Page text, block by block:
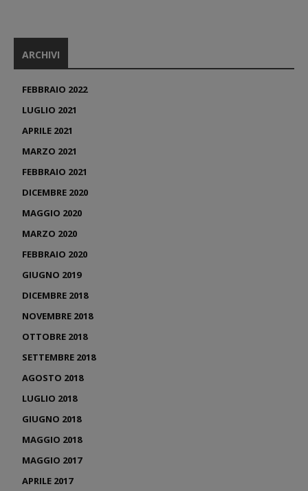
ARCHIVI
FEBBRAIO 2022
LUGLIO 2021
APRILE 2021
MARZO 2021
FEBBRAIO 2021
DICEMBRE 2020
MAGGIO 2020
MARZO 2020
FEBBRAIO 2020
GIUGNO 2019
DICEMBRE 2018
NOVEMBRE 2018
OTTOBRE 2018
SETTEMBRE 2018
AGOSTO 2018
LUGLIO 2018
GIUGNO 2018
MAGGIO 2018
MAGGIO 2017
APRILE 2017